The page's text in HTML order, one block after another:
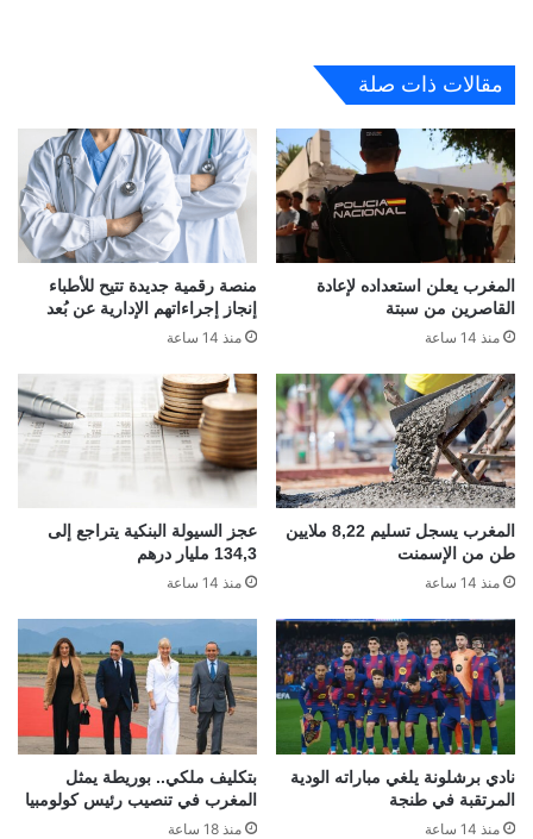
مقالات ذات صلة
المغرب يعلن استعداده لإعادة
القاصرين من سبتة
منذ 14 ساعة
منصة رقمية جديدة تتيح للأطباء
إنجاز إجراءاتهم الإدارية عن بُعد
منذ 14 ساعة
المغرب يسجل تسليم 8,22 ملايين
طن من الإسمنت
منذ 14 ساعة
عجز السيولة البنكية يتراجع إلى
134,3 مليار درهم
منذ 14 ساعة
نادي برشلونة يلغي مباراته الودية
المرتقبة في طنجة
منذ 14 ساعة
بتكليف ملكي.. بوريطة يمثل
المغرب في تنصيب رئيس كولومبيا
منذ 18 ساعة